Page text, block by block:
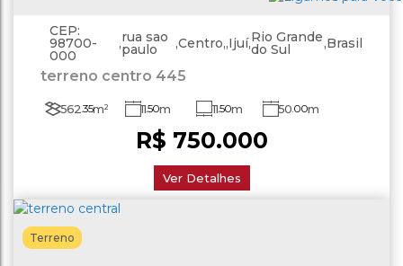
terreno centro 445
R$ 750.000
CEP:
98700-
000
,rua sao
paulo ,Centro ,Ijuí,Rio Grande
do Sul ,Brasil
562 .35m² 11.50m 11.50m 50.00m
Ver Detalhes
Terreno